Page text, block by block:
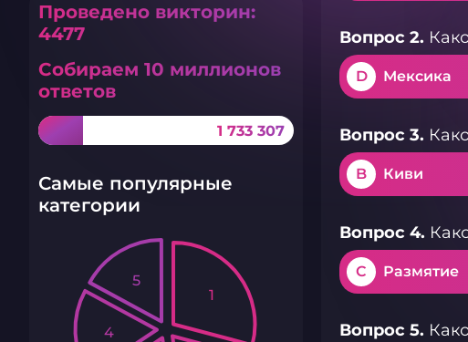
Проведено викторин:
4477
Собираем 10 миллионов
ответов
1 733 307
Самые популярные
категории
1
4
5
Вопрос 2.
D Мексика
Вопрос 3.
B Киви
Вопрос 4.
C Размятие
Вопрос 5.